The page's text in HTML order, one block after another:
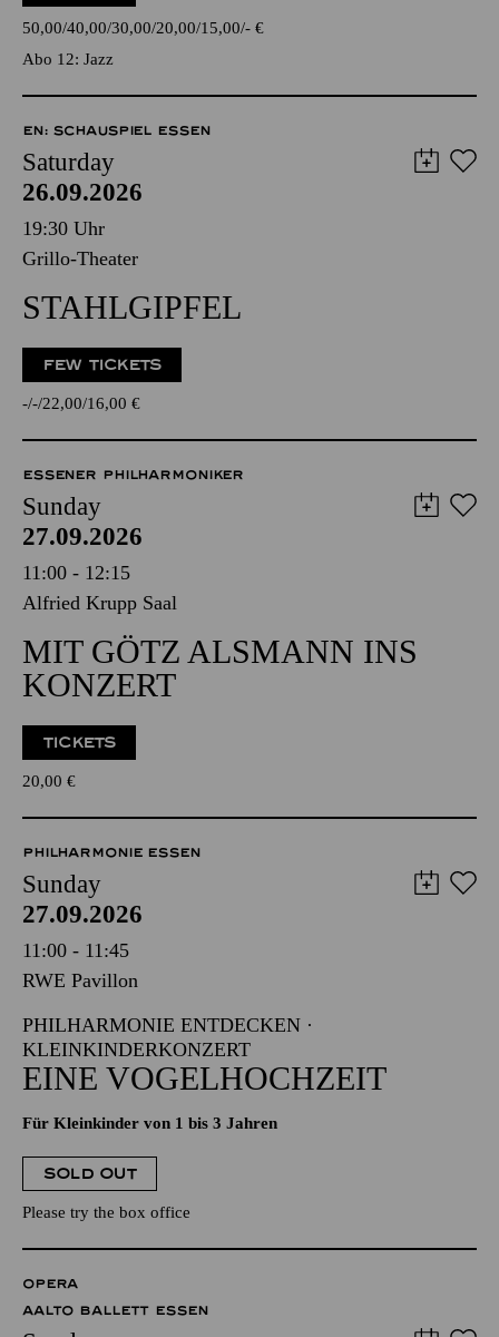
50,00 40,00 30,00 20,00 15,00 - €
Abo 12: Jazz
EN: SCHAUSPIEL ESSEN
Saturday
26.09.2026
19:30 Uhr
Grillo-Theater
STAHLGIPFEL
FEW TICKETS
- - 22,00 16,00 €
ESSENER PHILHARMONIKER
Sunday
27.09.2026
11:00 - 12:15
Alfried Krupp Saal
MIT GÖTZ ALSMANN INS
KONZERT
TICKETS
20,00 €
PHILHARMONIE ESSEN
Sunday
27.09.2026
11:00 - 11:45
RWE Pavillon
PHILHARMONIE ENTDECKEN ·
KLEINKINDERKONZERT
EINE VOGELHOCHZEIT
Für Kleinkinder von 1 bis 3 Jahren
SOLD OUT
Please try the box office
OPERA
AALTO BALLETT ESSEN